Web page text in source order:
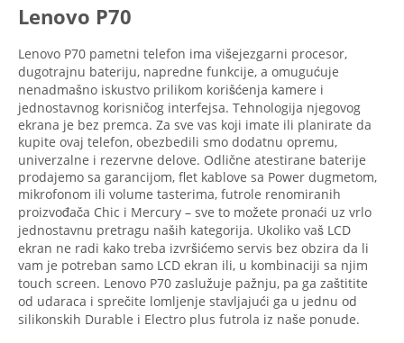
Lenovo P70
Lenovo P70 pametni telefon ima višejezgarni procesor,
dugotrajnu bateriju, napredne funkcije, a omugućuje
nenadmašno iskustvo prilikom korišćenja kamere i
jednostavnog korisničog interfejsa. Tehnologija njegovog
ekrana je bez premca. Za sve vas koji imate ili planirate da
kupite ovaj telefon, obezbedili smo dodatnu opremu,
univerzalne i rezervne delove. Odlične atestirane baterije
prodajemo sa garancijom, flet kablove sa Power dugmetom,
mikrofonom ili volume tasterima, futrole renomiranih
proizvođača Chic i Mercury – sve to možete pronaći uz vrlo
jednostavnu pretragu naših kategorija. Ukoliko vaš LCD
ekran ne radi kako treba izvršićemo servis bez obzira da li
vam je potreban samo LCD ekran ili, u kombinaciji sa njim
touch screen. Lenovo P70 zaslužuje pažnju, pa ga zaštitite
od udaraca i sprečite lomljenje stavljajući ga u jednu od
silikonskih Durable i Electro plus futrola iz naše ponude.